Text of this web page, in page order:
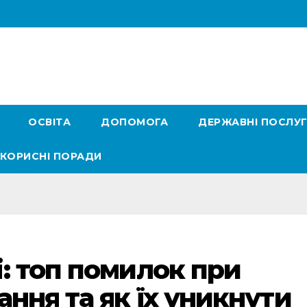
ОСВІТА ДОПОМОГА ДЕРЖАВНІ
КОРИСНІ ПОРАДИ
топ помилок при
та як їх уникнути